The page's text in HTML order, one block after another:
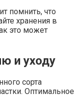
помнить, что
хранения в
это может
и уходу
сорта
Оптимальное